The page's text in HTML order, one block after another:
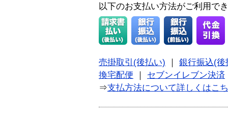
以下のお支払い方法がご利用で
売掛取引(後払い)
銀行振込(後
換宅配便
セブンイレブン決済
⇒支払方法について詳しくはこ